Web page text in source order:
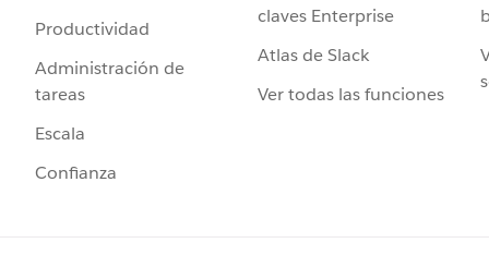
Productividad
Administración de
tareas
Escala
Confianza
claves Enterprise
Atlas de Slack
Ver todas las funciones